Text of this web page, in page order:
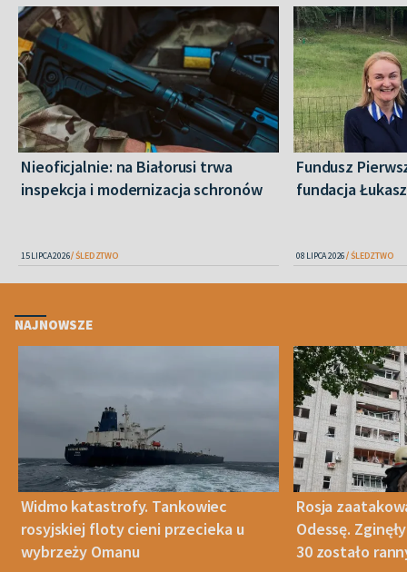
Nieoficjalnie: na Białorusi trwa
inspekcja i modernizacja schronów
15 LIPCA 2026 ŚLEDZTWO
Fundusz
fundacja
08 LIPCA 2026 ŚLEDZTWO
NAJNOWSZE
Widmo katastrofy. Tankowiec
rosyjskiej floty cieni przecieka u
wybrzeży Omanu
Rosja
Odessę.
30 zostało